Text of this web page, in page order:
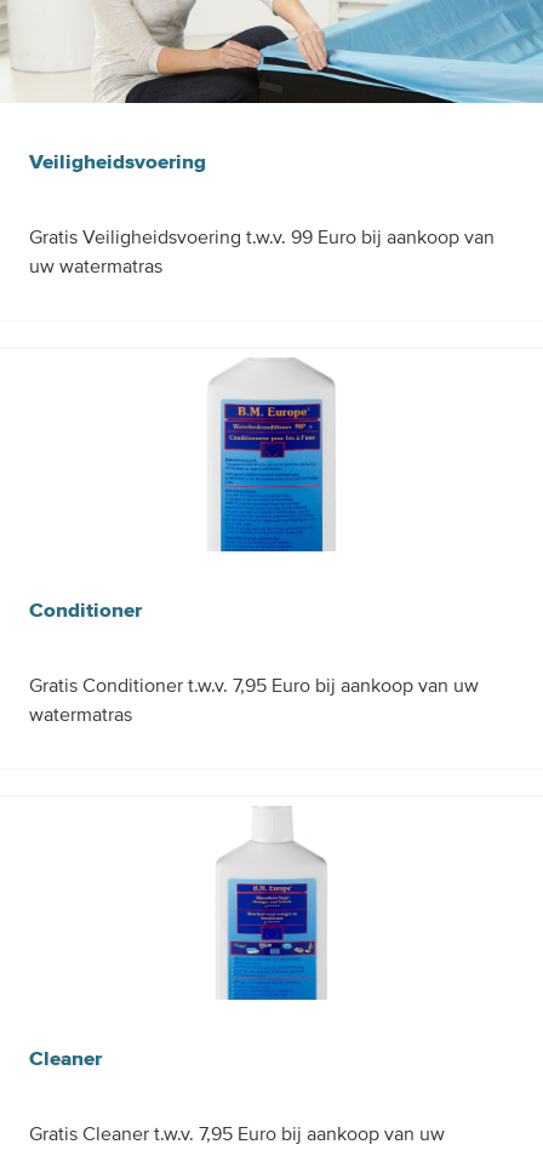
Veiligheidsvoering
Gratis Veiligheidsvoering t.w.v. 99 Euro bij aankoop van
uw watermatras
Conditioner
Gratis Conditioner t.w.v. 7,95 Euro bij aankoop van uw
watermatras
Cleaner
Gratis Cleaner t.w.v. 7,95 Euro bij aankoop van uw